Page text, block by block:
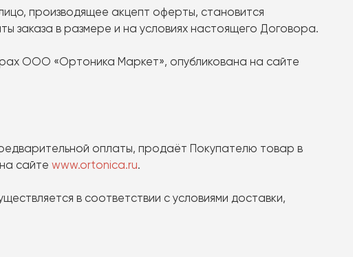
производящее акцепт оферты, становится
заказа в размере и на условиях настоящего Договора.
ООО «Ортоника Маркет», опубликована на сайте
оплаты, продаёт Покупателю товар в
сайте www.ortonica.ru.
в соответствии с условиями доставки,